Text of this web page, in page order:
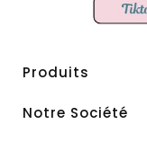
Produits
Notre Société